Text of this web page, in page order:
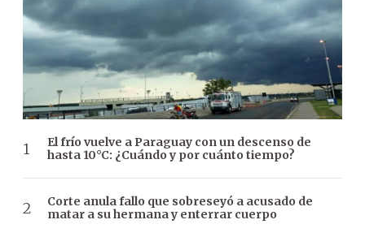
El frío vuelve a Paraguay con un descenso de
hasta 10°C: ¿Cuándo y por cuánto tiempo?
Corte anula fallo que sobreseyó a acusado de
matar a su hermana y enterrar cuerpo